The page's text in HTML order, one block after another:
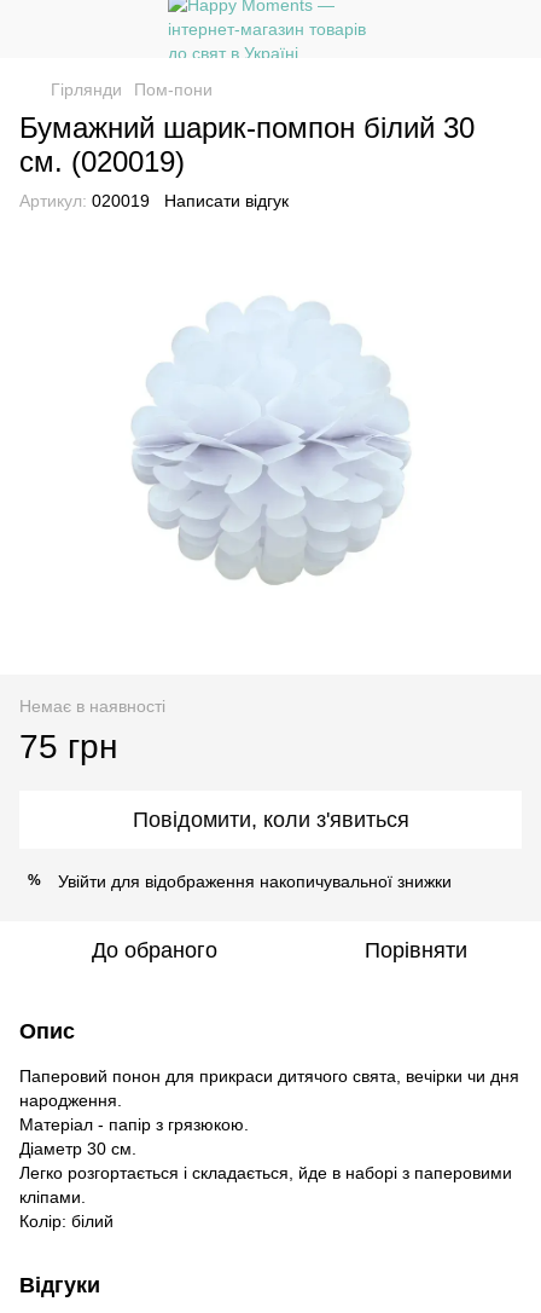
Гірлянди Пом-пони
Бумажний шарик-помпон білий 30
см. (020019)
Артикул: 020019 Написати відгук
Немає в наявності
75 грн
Повідомити, коли з'явиться
% Увійти для відображення накопичувальної знижки
До обраного Порівняти
Опис
Паперовий понон для прикраси дитячого свята, вечірки чи дня
народження.
Матеріал - папір з грязюкою.
Діаметр 30 см.
Легко розгортається і складається, йде в наборі з паперовими
кліпами.
Колір: білий
Відгуки